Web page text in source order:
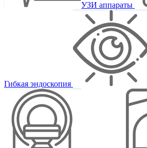
УЗИ аппараты
Гибкая эндоскопия